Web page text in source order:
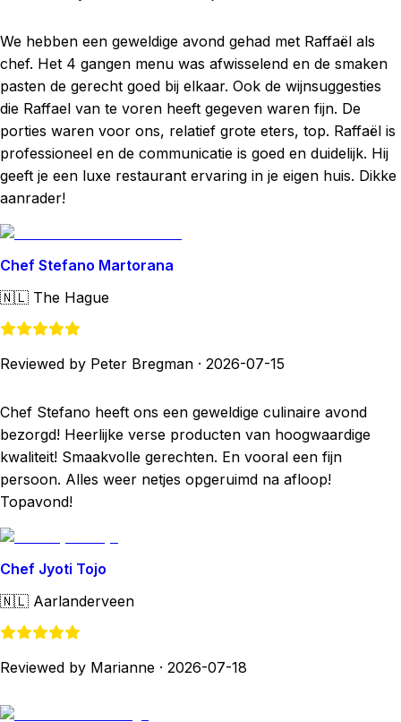
We hebben een geweldige avond gehad met Raffaël als
chef. Het 4 gangen menu was afwisselend en de smaken
pasten de gerecht goed bij elkaar. Ook de wijnsuggesties
die Raffael van te voren heeft gegeven waren fijn. De
porties waren voor ons, relatief grote eters, top. Raffaël is
professioneel en de communicatie is goed en duidelijk. Hij
geeft je een luxe restaurant ervaring in je eigen huis. Dikke
aanrader!
Chef Stefano Martorana
🇳🇱 The Hague
Reviewed by Peter Bregman · 2026-07-15
Chef Stefano heeft ons een geweldige culinaire avond
bezorgd! Heerlijke verse producten van hoogwaardige
kwaliteit! Smaakvolle gerechten. En vooral een fijn
persoon. Alles weer netjes opgeruimd na afloop!
Topavond!
Chef Jyoti Tojo
🇳🇱 Aarlanderveen
Reviewed by Marianne · 2026-07-18